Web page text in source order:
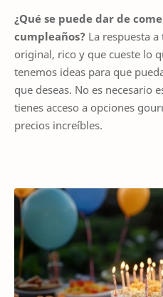
¿Qué se puede dar de
cumpleaños? La respuesta
original, rico y que cueste lo
tenemos ideas para que
que deseas. No es necesario
tienes acceso a opciones
precios increíbles.